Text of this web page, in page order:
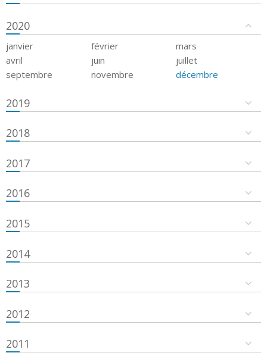
2020
janvier février
mars
avril
juin
juillet
septembre
novembre décembre
2019
2018
2017
2016
2015
2014
2013
2012
2011